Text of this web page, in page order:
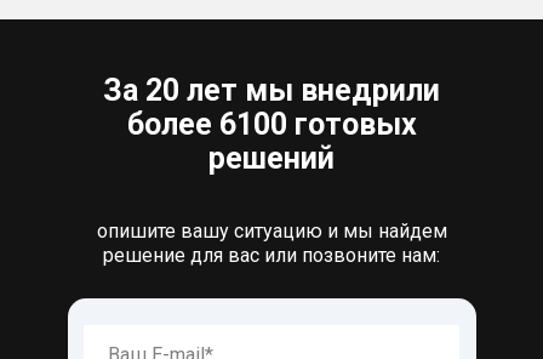
За 20 лет мы внедрили
более 6100 готовых
решений
опишите вашу ситуацию и мы найдем
решение для вас или позвоните нам: